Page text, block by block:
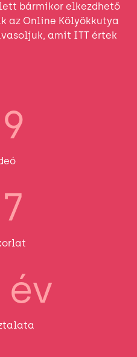
bármikor elkezdhető
az Online Kölyökkutya
amit ITT értek